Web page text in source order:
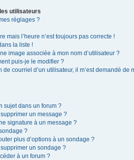
utilisateurs
réglages ?
mais l’heure n’est toujours pas correcte !
la liste !
image associée à mon nom d’utilisateur ?
puis-je le modifier ?
courriel d’un utilisateur, il m’est demandé de
sujet dans un forum ?
un message ?
signature à un message ?
?
plus d’options à un sondage ?
un sondage ?
à un forum ?